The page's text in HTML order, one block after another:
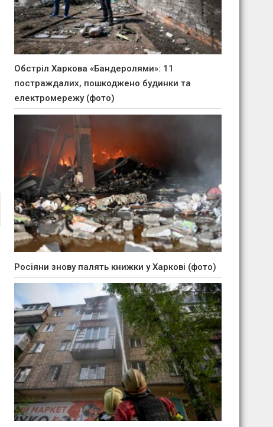
Обстріл Харкова «Бандеролями»: 11
постраждалих, пошкоджено будинки та
електромережу (фото)
Росіяни знову палять книжки у Харкові (фото)